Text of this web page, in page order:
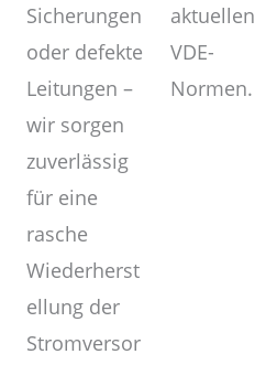
Sicherungen
oder defekte
Leitungen –
wir sorgen
zuverlässig
für eine
rasche
Wiederherst
ellung der
Stromversor
aktuellen
VDE-
Normen.